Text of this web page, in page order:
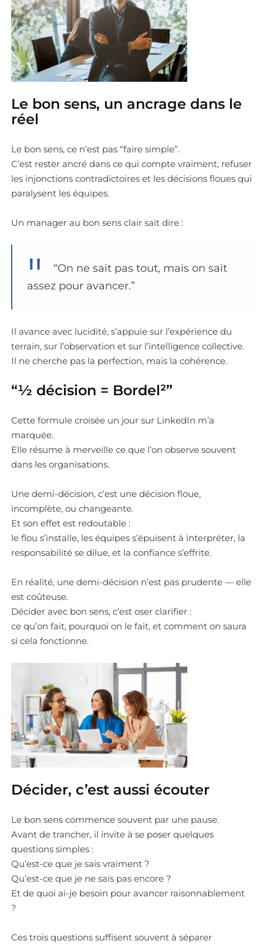
Le bon sens, un ancrage dans le
réel
Le bon sens, ce n’est pas “faire simple”.
C’est rester ancré dans ce qui compte vraiment, refuser
les injonctions contradictoires et les décisions floues qui
paralysent les équipes.
Un manager au bon sens clair sait dire :
“On ne sait pas tout, mais on sait
assez pour avancer.”
Il avance avec lucidité, s’appuie sur l’expérience du
terrain, sur l’observation et sur l’intelligence collective.
Il ne cherche pas la perfection, mais la cohérence.
“½ décision = Bordel²”
Cette formule croisée un jour sur LinkedIn m’a
marquée.
Elle résume à merveille ce que l’on observe souvent
dans les organisations.
Une demi-décision, c’est une décision floue,
incomplète, ou changeante.
Et son effet est redoutable :
le flou s’installe, les équipes s’épuisent à interpréter, la
responsabilité se dilue, et la confiance s’effrite.
En réalité, une demi-décision n’est pas prudente — elle
est coûteuse.
Décider avec bon sens, c’est oser clarifier :
ce qu’on fait, pourquoi on le fait, et comment on saura
si cela fonctionne.
Décider, c’est aussi écouter
Le bon sens commence souvent par une pause.
Avant de trancher, il invite à se poser quelques
questions simples :
Qu’est-ce que je sais vraiment ?
Qu’est-ce que je ne sais pas encore ?
Et de quoi ai-je besoin pour avancer raisonnablement
?
Ces trois questions suffisent souvent à séparer